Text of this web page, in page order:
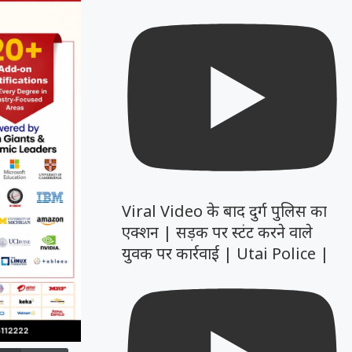
Viral Video के बाद दुर्ग पुलिस का
एक्शन | सड़क पर स्टंट करने वाले
युवक पर कार्रवाई | Utai Police |